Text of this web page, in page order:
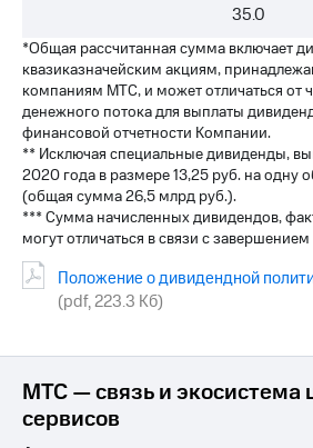
35.0
*Общая рассчитанная сумма включает
квазиказначейским акциям,
компаниям МТС, и может отличаться от
денежного потока для выплаты
финансовой отчетности Компании.
** Исключая специальные дивиденды,
2020 года в размере 13,25 руб. на одну
(общая сумма 26,5 млрд руб.).
*** Сумма начисленных дивидендов,
могут отличаться в связи с
Положение о дивидендной
(pdf, 223.3 Кб)
МТС — связь и экосистема
сервисов